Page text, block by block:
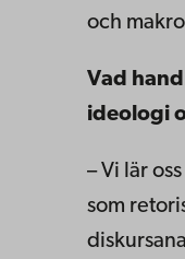
och
Vad
ideologi
– Vi lär
som